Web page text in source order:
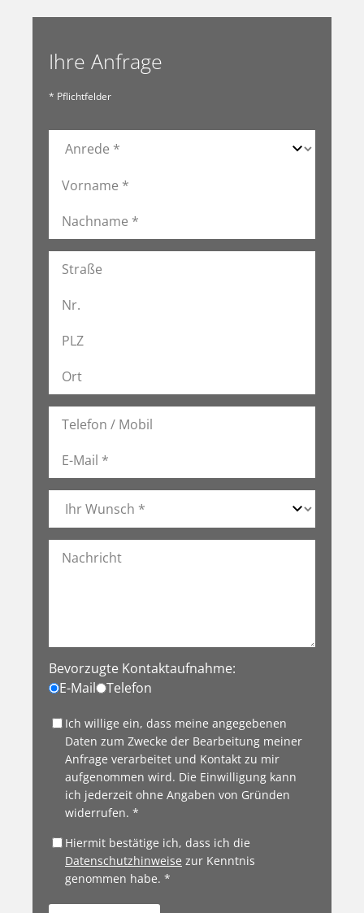
Ihre Anfrage
* Pflichtfelder
Bevorzugte Kontaktaufnahme:
E-Mail
Telefon
Ich willige ein, dass meine angegebenen
Daten zum Zwecke der Bearbeitung meiner
Anfrage verarbeitet und Kontakt zu mir
aufgenommen wird. Die Einwilligung kann
ich jederzeit ohne Angaben von Gründen
widerrufen. *
Hiermit bestätige ich, dass ich die
Datenschutzhinweise zur Kenntnis
genommen habe. *